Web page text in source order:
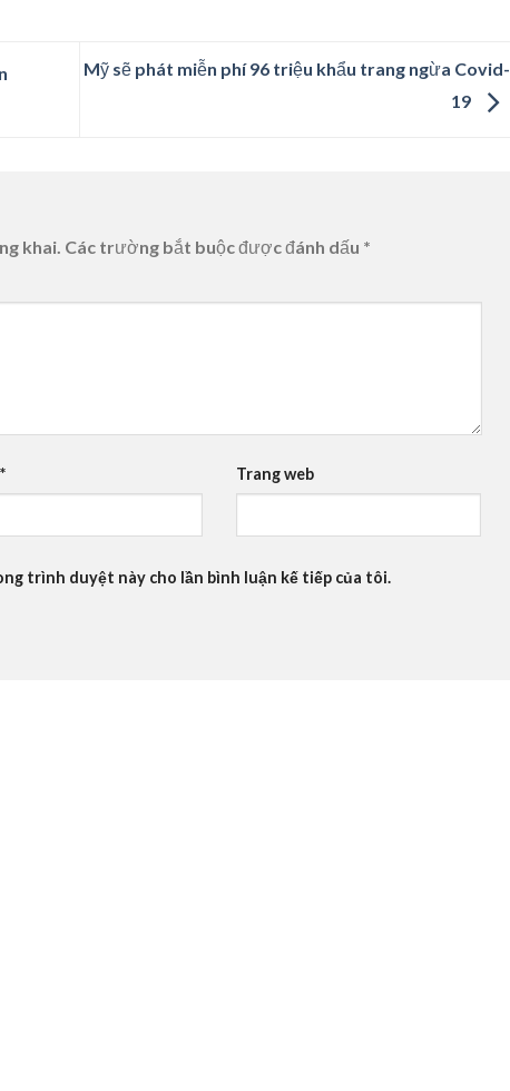
Mỹ sẽ phát miễn phí 96 triệu khẩu trang ngừa Covid-
19
khai. Các trường bắt buộc được đánh dấu *
* Trang web
trình duyệt này cho lần bình luận kế tiếp của tôi.